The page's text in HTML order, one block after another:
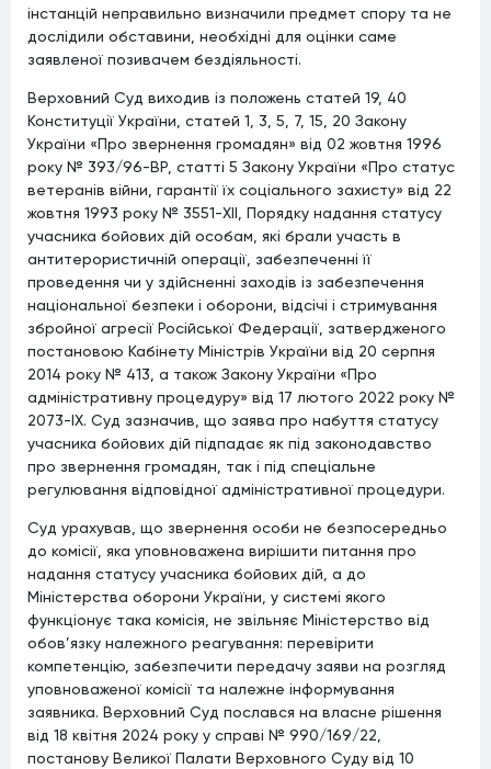
інстанцій неправильно визначили предмет спору та не
дослідили обставини, необхідні для оцінки саме
заявленої позивачем бездіяльності.
Верховний Суд виходив із положень статей 19, 40
Конституції України, статей 1, 3, 5, 7, 15, 20 Закону
України «Про звернення громадян» від 02 жовтня 1996
року № 393/96-ВР, статті 5 Закону України «Про статус
ветеранів війни, гарантії їх соціального захисту» від 22
жовтня 1993 року № 3551-XII, Порядку надання статусу
учасника бойових дій особам, які брали участь в
антитерористичній операції, забезпеченні її
проведення чи у здійсненні заходів із забезпечення
національної безпеки і оборони, відсічі і стримування
збройної агресії Російської Федерації, затвердженого
постановою Кабінету Міністрів України від 20 серпня
2014 року № 413, а також Закону України «Про
адміністративну процедуру» від 17 лютого 2022 року №
2073-IX. Суд зазначив, що заява про набуття статусу
учасника бойових дій підпадає як під законодавство
про звернення громадян, так і під спеціальне
регулювання відповідної адміністративної процедури.
Суд урахував, що звернення особи не безпосередньо
до комісії, яка уповноважена вирішити питання про
надання статусу учасника бойових дій, а до
Міністерства оборони України, у системі якого
функціонує така комісія, не звільняє Міністерство від
обов’язку належного реагування: перевірити
компетенцію, забезпечити передачу заяви на розгляд
уповноваженої комісії та належне інформування
заявника. Верховний Суд послався на власне рішення
від 18 квітня 2024 року у справі № 990/169/22,
постанову Великої Палати Верховного Суду від 10